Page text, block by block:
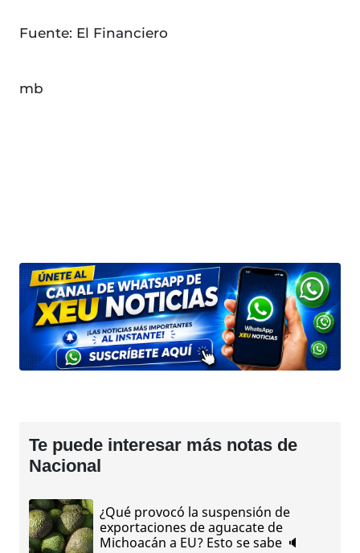
Fuente: El Financiero
mb
Te puede interesar más notas de
Nacional
¿Qué provocó la suspensión de
exportaciones de aguacate de
Michoacán a EU? Esto se sabe 🔈